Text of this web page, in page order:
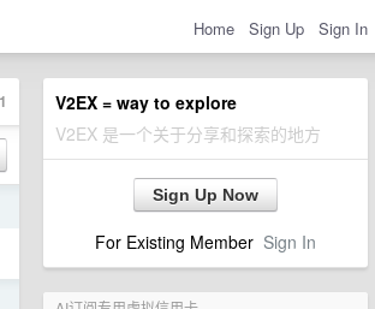
Home Sign Up Sign In
V2EX = way to explore
V2EX 是一个关于分享和探索的地方
Sign Up Now
For Existing Member Sign In